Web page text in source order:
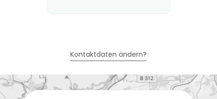
Kontaktdaten ändern?